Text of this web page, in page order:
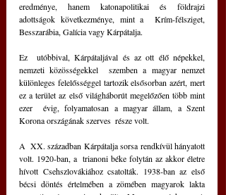
eredménye, hanem katonapolitikai és földrajzi
adottságok következménye, mint a  Krím-félsziget,
Besszarábia, Galícia vagy Kárpátalja.
Ez  utóbbival, Kárpátaljával és az ott élő népekkel,
nemzeti közösségekkel  szemben a magyar nemzet
különleges felelősséggel tartozik elsősorban azért, mert
ez a terület az első világháborút megelőzően több mint
ezer  évig, folyamatosan a magyar állam, a Szent
Korona országának szerves  része volt.
A  XX. században Kárpátalja sorsa rendkívül hányatott
volt. 1920-ban, a  trianoni béke folytán az akkor életre
hívott Csehszlovákiához csatolták. 1938-ban az első
bécsi döntés értelmében a zömében magyarok lakta